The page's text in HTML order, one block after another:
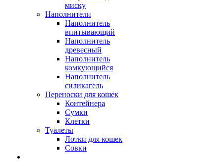
миску
Наполнители
Наполнитель
впитывающий
Наполнитель
древесный
Наполнитель
комкующийся
Наполнитель
силикагель
Переноски для кошек
Контейнера
Сумки
Клетки
Туалеты
Лотки для кошек
Совки